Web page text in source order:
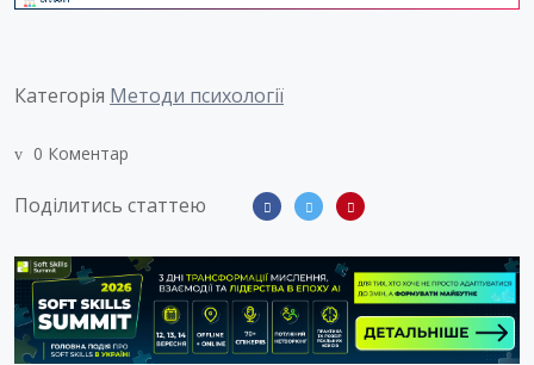
Категорія Методи психології
0 Коментар
Поділитись статтею